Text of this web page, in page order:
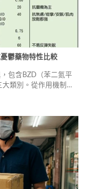
鬱藥物特性比較
包含BZD（苯二氮平
類別。從作用機制、